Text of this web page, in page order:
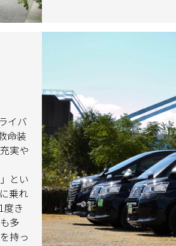
イバ
命装
実や
とい
乗れ
度き
多
持っ